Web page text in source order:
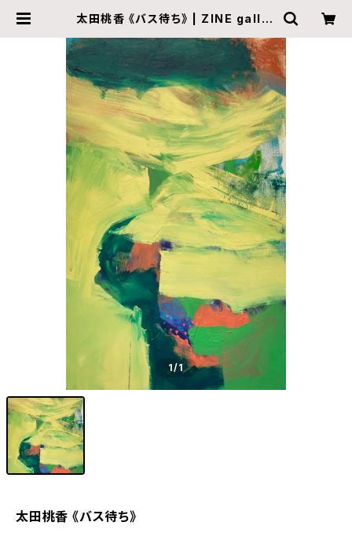
太田桃香 《バス待ち》 | ZINE galler
1/1
太田桃香 《バス待ち》